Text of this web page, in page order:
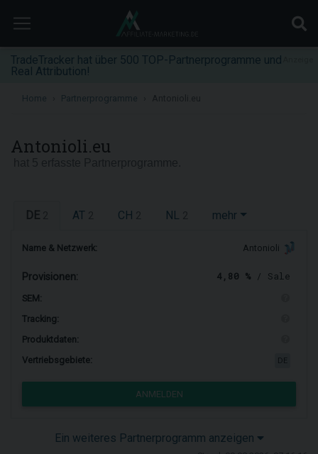
TradeTracker hat über 500 TOP-Partnerprogramme und
Real Attribution!
Home Partnerprogramme
Antonioli.eu
DE AT CH NL mehr
Name & Netzwerk: Antonioli
Provisionen: 4,80 % / Sale
SEM:
Tracking:
Produktdaten:
Vertriebsgebiete:
ANMELDEN
Ein weiteres Partnerprogramm anzeigen